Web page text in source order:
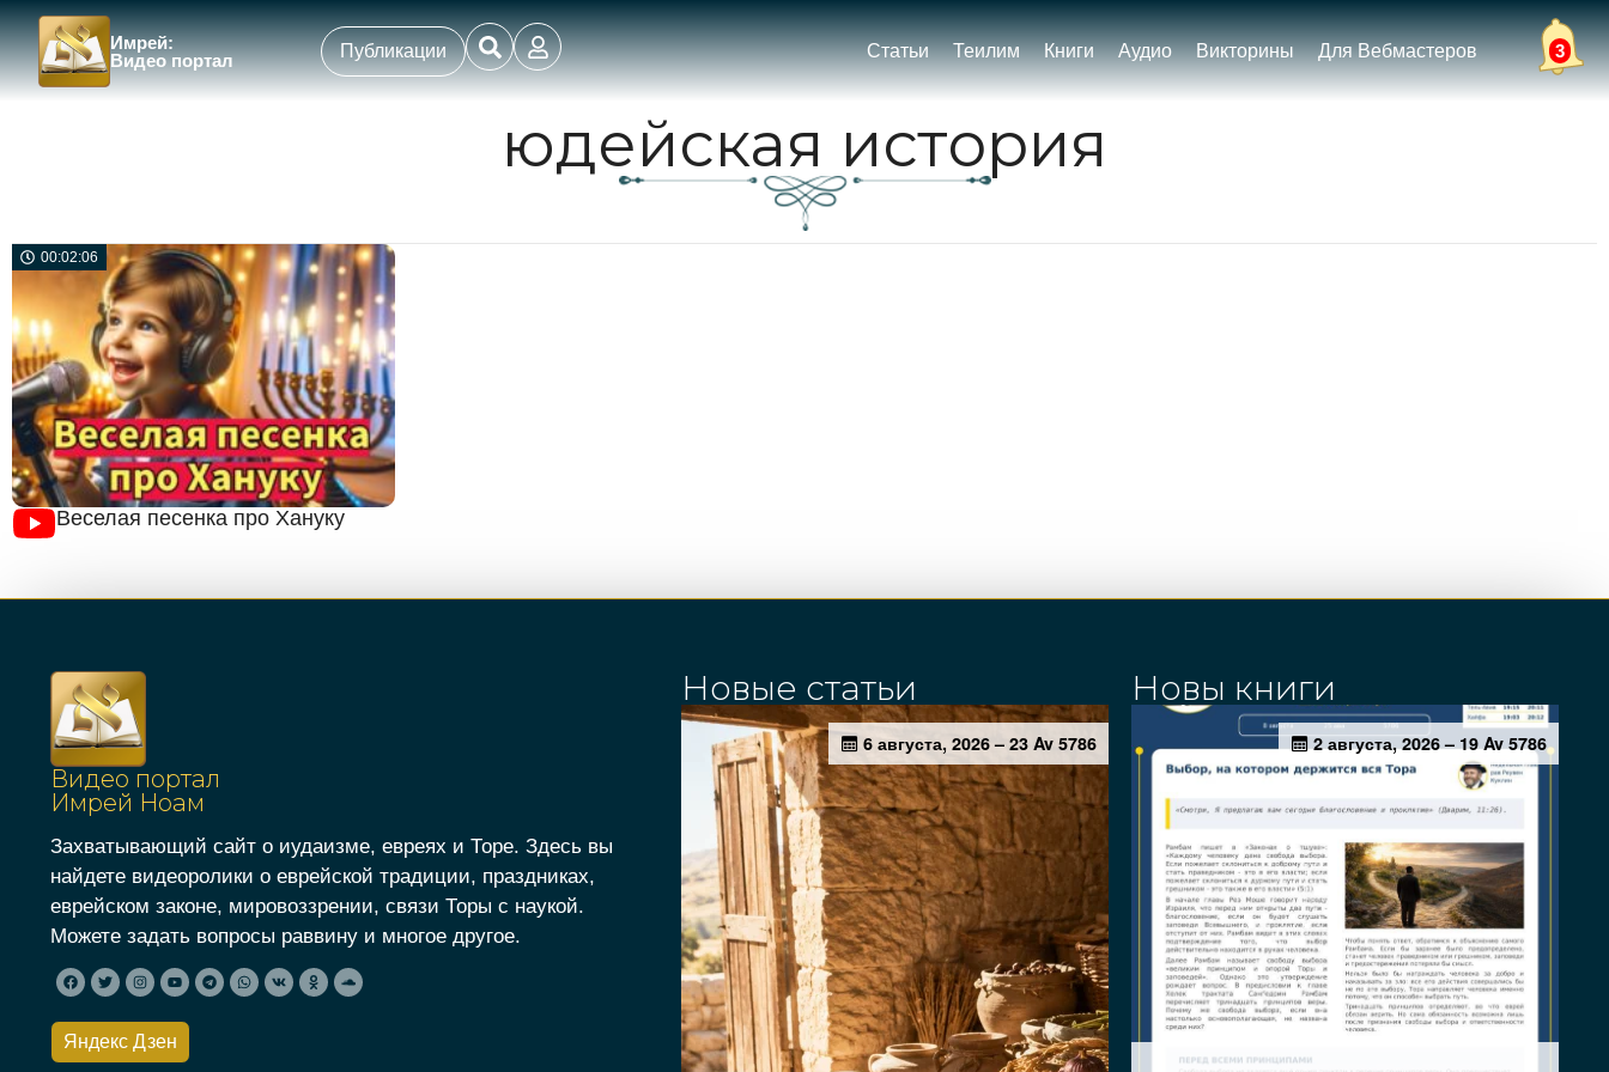
Имрей:
Видео портал
Публикации Статьи Теилим Книги Аудио Викторины Для Вебмастеров 3
юдейская история
00:02:06
Веселая песенка про Хануку
Видео портал
Имрей Ноам
Захватывающий сайт о иудаизме, евреях и Торе. Здесь вы
найдете видеоролики о еврейской традиции, праздниках,
еврейском законе, мировоззрении, связи Торы с наукой.
Можете задать вопросы раввину и многое другое.
Яндекс Дзен
Новые статьи Новы книги